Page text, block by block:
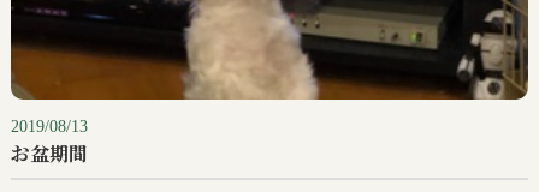
2019/08/13
お盆期間